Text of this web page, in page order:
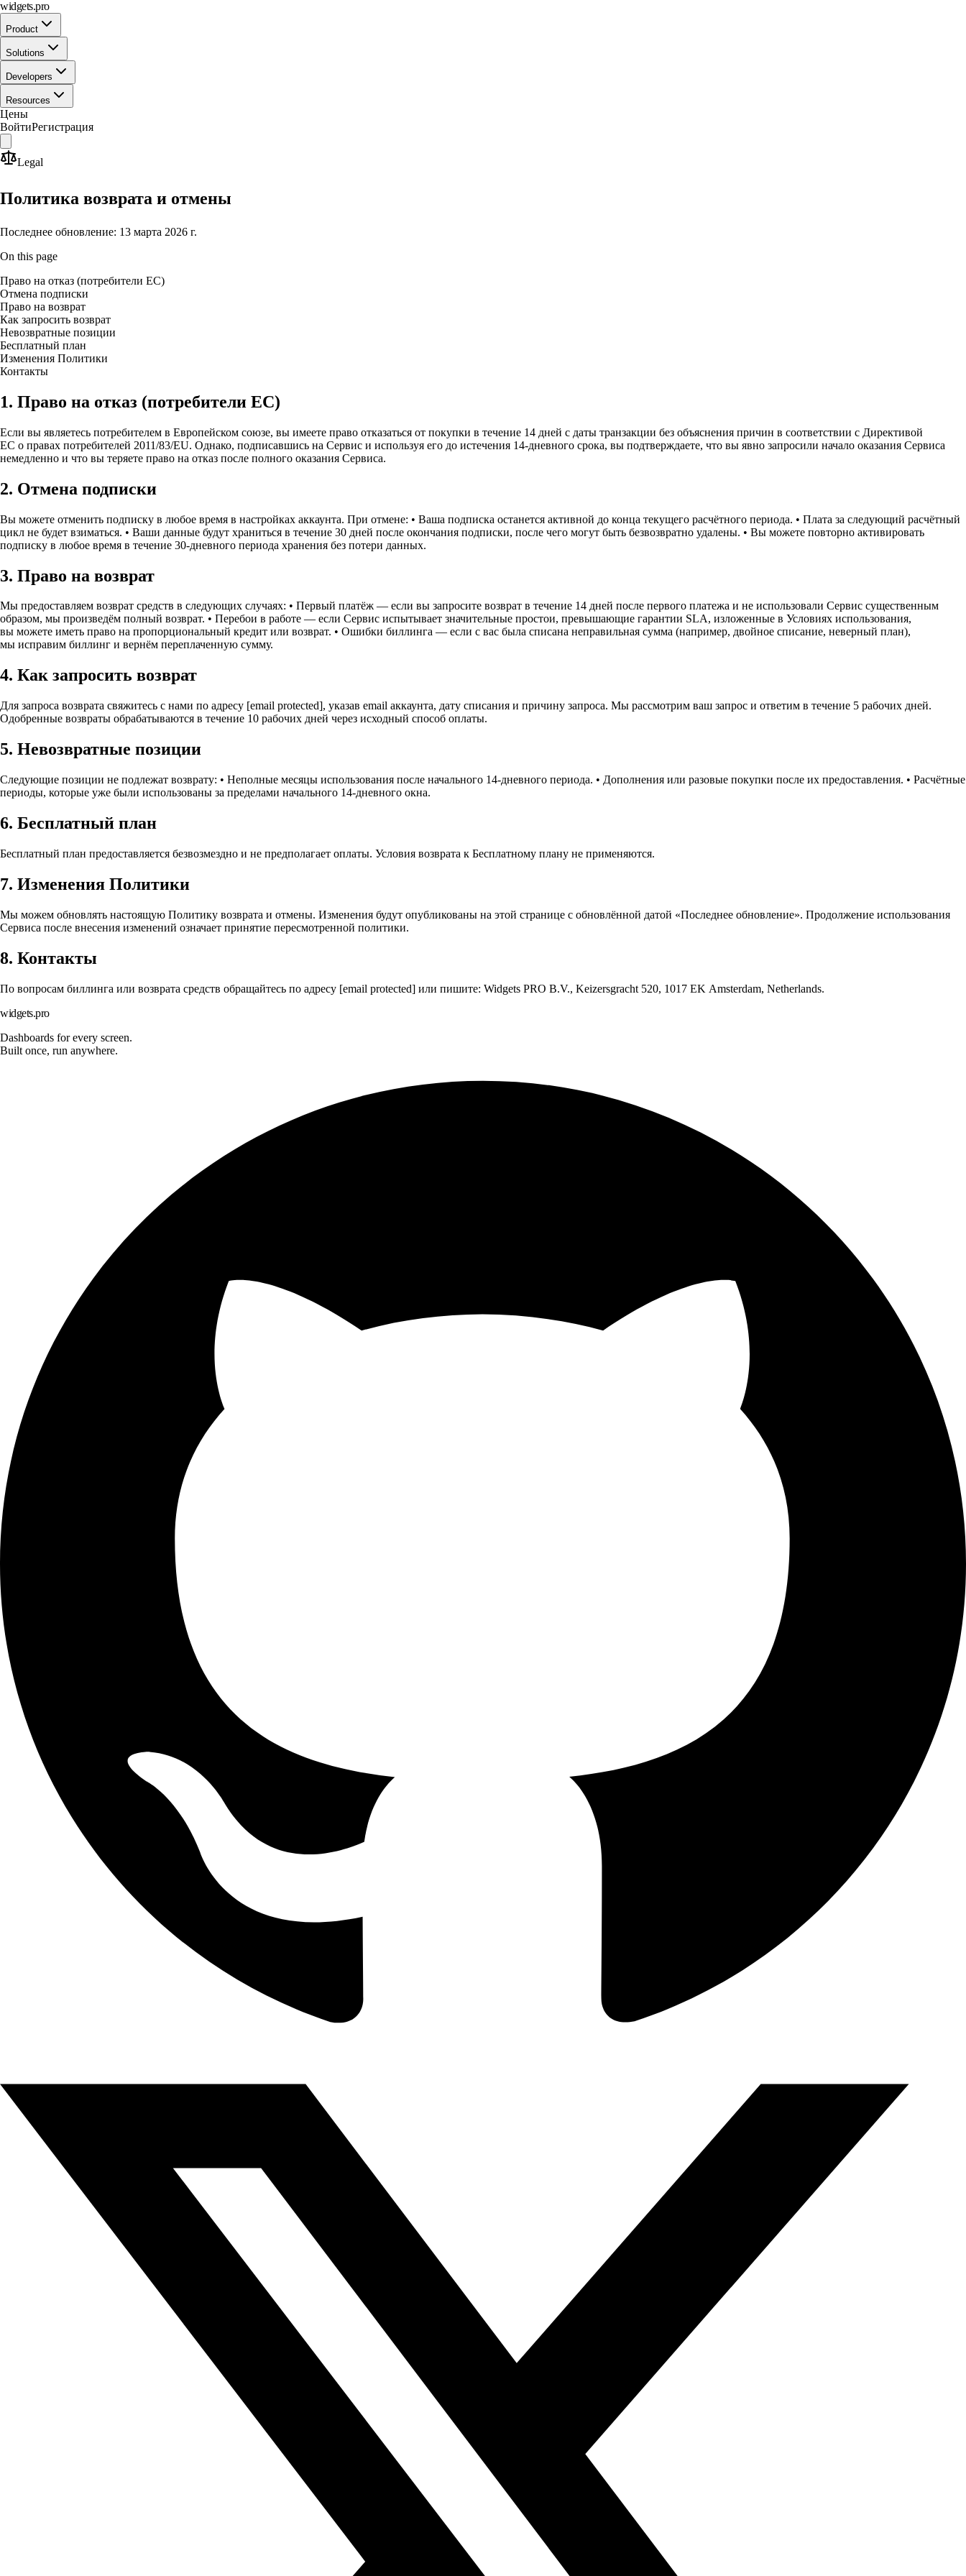
widgets.pro
Product
Solutions
Developers
Resources
Цены
ВойтиРегистрация
Legal
Политика возврата и отмены
Последнее обновление: 13 марта 2026 г.
On this page
Право на отказ (потребители ЕС)
Отмена подписки
Право на возврат
Как запросить возврат
Невозвратные позиции
Бесплатный план
Изменения Политики
Контакты
1. Право на отказ (потребители ЕС)
Если вы являетесь потребителем в Европейском союзе, вы имеете право отказаться от покупки в течение 14 дней с даты транзакции без объяснения причин в соответствии с Директивой
ЕС о правах потребителей 2011/83/EU. Однако, подписавшись на Сервис и используя его до истечения 14-дневного срока, вы подтверждаете, что вы явно запросили начало оказания Сервиса
немедленно и что вы теряете право на отказ после полного оказания Сервиса.
2. Отмена подписки
Вы можете отменить подписку в любое время в настройках аккаунта. При отмене: • Ваша подписка останется активной до конца текущего расчётного периода. • Плата за следующий расчётный
цикл не будет взиматься. • Ваши данные будут храниться в течение 30 дней после окончания подписки, после чего могут быть безвозвратно удалены. • Вы можете повторно активировать
подписку в любое время в течение 30-дневного периода хранения без потери данных.
3. Право на возврат
Мы предоставляем возврат средств в следующих случаях: • Первый платёж — если вы запросите возврат в течение 14 дней после первого платежа и не использовали Сервис существенным
образом, мы произведём полный возврат. • Перебои в работе — если Сервис испытывает значительные простои, превышающие гарантии SLA, изложенные в Условиях использования,
вы можете иметь право на пропорциональный кредит или возврат. • Ошибки биллинга — если с вас была списана неправильная сумма (например, двойное списание, неверный план),
мы исправим биллинг и вернём переплаченную сумму.
4. Как запросить возврат
Для запроса возврата свяжитесь с нами по адресу [email protected], указав email аккаунта, дату списания и причину запроса. Мы рассмотрим ваш запрос и ответим в течение 5 рабочих дней.
Одобренные возвраты обрабатываются в течение 10 рабочих дней через исходный способ оплаты.
5. Невозвратные позиции
Следующие позиции не подлежат возврату: • Неполные месяцы использования после начального 14-дневного периода. • Дополнения или разовые покупки после их предоставления. • Расчётные
периоды, которые уже были использованы за пределами начального 14-дневного окна.
6. Бесплатный план
Бесплатный план предоставляется безвозмездно и не предполагает оплаты. Условия возврата к Бесплатному плану не применяются.
7. Изменения Политики
Мы можем обновлять настоящую Политику возврата и отмены. Изменения будут опубликованы на этой странице с обновлённой датой «Последнее обновление». Продолжение использования
Сервиса после внесения изменений означает принятие пересмотренной политики.
8. Контакты
По вопросам биллинга или возврата средств обращайтесь по адресу [email protected] или пишите: Widgets PRO B.V., Keizersgracht 520, 1017 EK Amsterdam, Netherlands.
widgets.pro
Dashboards for every screen.
Built once, run anywhere.